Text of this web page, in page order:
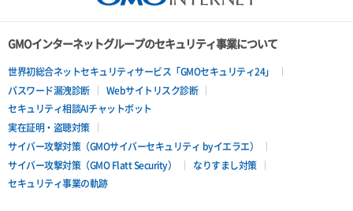
ポートデタッチ
ボリュームアタッチ
ボリュームデタッチ
GMOインターネットグループのセキュリティ事業について
世界初総合ネットセキュリティサービス「GMOセキュリティ24」
パスワード漏洩診断
Webサイトリスク診断
セキュリティ相談AIチャットボット
実在証明・盗聴対策
サイバー攻撃対策（GMOサイバーセキュリティ byイエラエ）
サイバー攻撃対策（GMO Flatt Security）
なりすまし対策
セキュリティ事業の軌跡